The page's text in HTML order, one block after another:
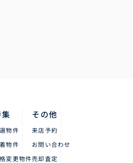
物件
物件
変更物件
その他
来店予約
お問い合わせ
売却査定